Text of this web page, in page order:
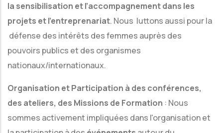
la sensibilisation et l’accompagnement dans les
projets et l’entreprenariat. Nous luttons aussi pour la
défense des intérêts des femmes auprès des
pouvoirs publics et des organismes
nationaux/internationaux.
Organisation et Participation à des conférences,
des ateliers, des Missions de Formation : Nous
sommes activement impliquées dans l'organisation et